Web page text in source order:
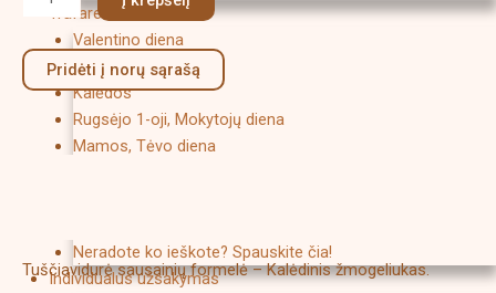
Trafaretai
Valentino diena
Velykos
Kalėdos
Rugsėjo 1-oji, Mokytojų diena
Mamos, Tėvo diena
Neradote ko ieškote? Spauskite čia!
Individualus užsakymas
Pridėti į norų sąrašą
Tuščiavidurė sausainių formelė – Kalėdinis žmogeliukas.